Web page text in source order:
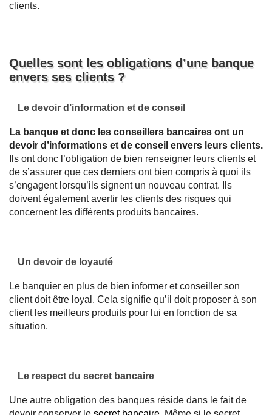
clients.
Quelles sont les obligations d’une banque
envers ses clients ?
Le devoir d’information et de conseil
La banque et donc les conseillers bancaires ont un
devoir d’informations et de conseil envers leurs clients.
Ils ont donc l’obligation de bien renseigner leurs clients et
de s’assurer que ces derniers ont bien compris à quoi ils
s’engagent lorsqu’ils signent un nouveau contrat. Ils
doivent également avertir les clients des risques qui
concernent les différents produits bancaires.
Un devoir de loyauté
Le banquier en plus de bien informer et conseiller son
client doit être loyal. Cela signifie qu’il doit proposer à son
client les meilleurs produits pour lui en fonction de sa
situation.
Le respect du secret bancaire
Une autre obligation des banques réside dans le fait de